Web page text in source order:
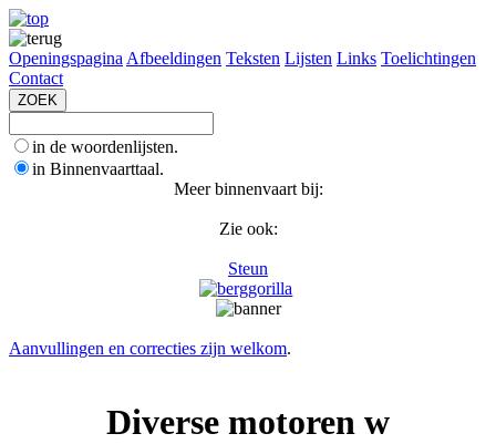
Openingspagina Afbeeldingen Teksten Lijsten Links Toelichtingen
Contact
in de woordenlijsten.
in Binnenvaarttaal.
Meer binnenvaart bij:
Zie ook:
Steun
Aanvullingen en correcties zijn welkom.
Diverse motoren w